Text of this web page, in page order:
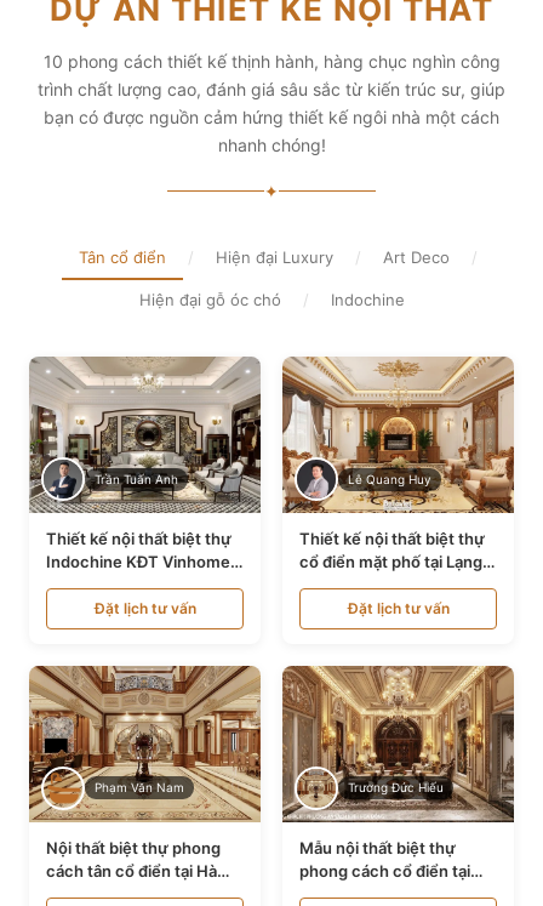
diện tích và thẩm mỹ
Xem chi tiết
DỰ ÁN THIẾT KẾ NỘI THẤT
10 phong cách thiết kế thịnh hành, hàng chục nghìn công
trình chất lượng cao, đánh giá sâu sắc từ kiến trúc sư, giúp
bạn có được nguồn cảm hứng thiết kế ngôi nhà một cách
nhanh chóng!
✦
Tân cổ điển / Hiện đại Luxury / Art Deco /
Hiện đại gỗ óc chó / Indochine
Trần Tuấn Anh
Thiết kế nội thất biệt thự
Indochine KĐT Vinhomes
Ocean Park NT24600
Đặt lịch tư vấn
Lê Quang Huy
Thiết kế nội thất biệt thự
cổ điển mặt phố tại Lạng
Sơn NT24534
Đặt lịch tư vấn
Phạm Văn Nam
Nội thất biệt thự phong
cách tân cổ điển tại Hà
Nội NT24405
Trương Đức Hiếu
Mẫu nội thất biệt thự
phong cách cổ điển tại
Bình Dương NT24532